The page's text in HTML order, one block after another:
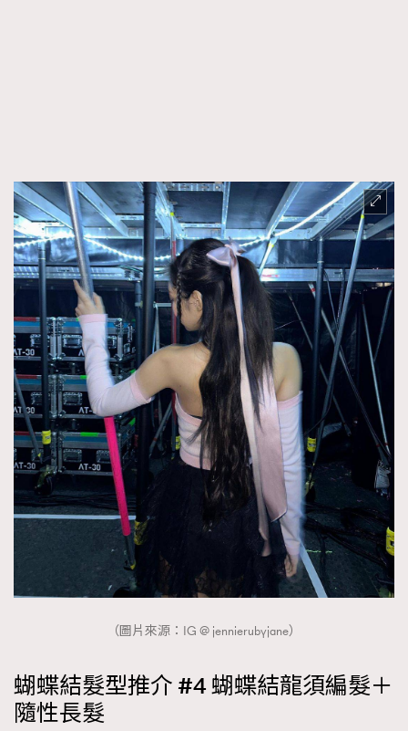
（圖片來源：IG @ jennierubyjane）
蝴蝶結髮型推介 #4 蝴蝶結龍須編髮＋
隨性長髮